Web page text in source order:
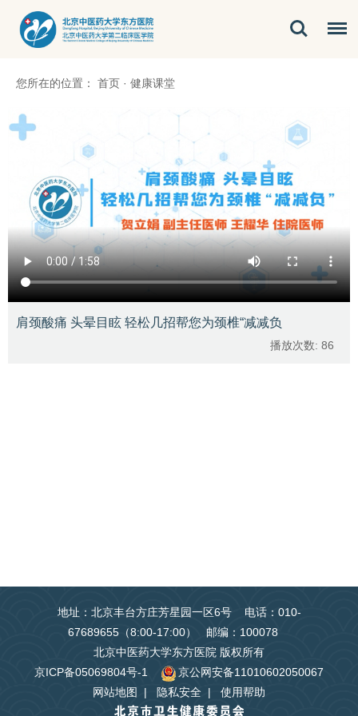
您所在的位置： 首页 · 健康课堂
肩颈酸痛 头晕目眩 轻松几招帮您为颈椎“减减负
播放次数: 86
地址：北京丰台方庄芳星园一区6号 电话：010-
67689655（8:00-17:00） 邮编：100078
北京中医药大学东方医院 版权所有
京ICP备05069804号-1
京公网安备11010602050067
网站地图
| 隐私安全 | 使用帮助